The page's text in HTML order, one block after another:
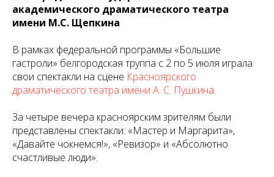
академического драматического театра
имени М.С. Щепкина
В рамках федеральной программы «Большие
гастроли» белгородская труппа с 2 по 5 июля играла
свои спектакли на сцене Красноярского
драматического театра имени А. С. Пушкина.
За четыре вечера красноярским зрителям были
представлены спектакли: «Мастер и Маргарита»,
«Давайте чокнемся!», «Ревизор» и «Абсолютно
счастливые люди».